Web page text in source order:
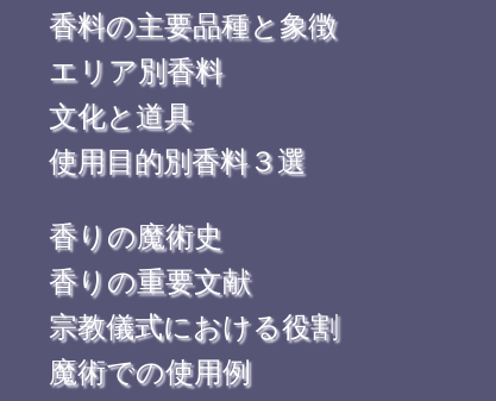
香料の主要品種と象徴
エリア別香料
文化と道具
使用目的別香料３選
香りの魔術史
香りの重要文献
宗教儀式における役割
魔術での使用例